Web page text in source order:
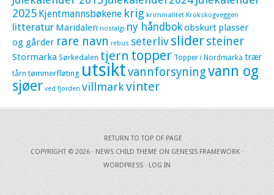
2025 Kjentmannsbøkene krig kriminalitet Krokskogveggen
litteratur Maridalen nostalgi ny håndbokobskurt plasser
og gårder rare navn rebus seterlivslidersteiner
Stormarka Sørkedalen tjern topper Topper i Nordmarka trær
tårn tømmerfløting utsiktvannforsyningvann og
sjøer ved fjorden villmarkvinter
RETURN TO TOP OF PAGE
COPYRIGHT © 2026 · NEWS CHILD THEME ON GENESIS FRAMEWORK ·
WORDPRESS · LOG IN